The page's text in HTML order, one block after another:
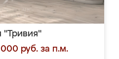
"Тривия"
руб. за п.м.